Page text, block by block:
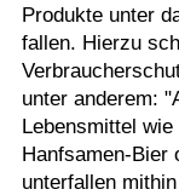
Produkte unter
fallen. Hierzu
unter anderem:
Lebensmittel
Hanfsamen-Bier
unterfallen